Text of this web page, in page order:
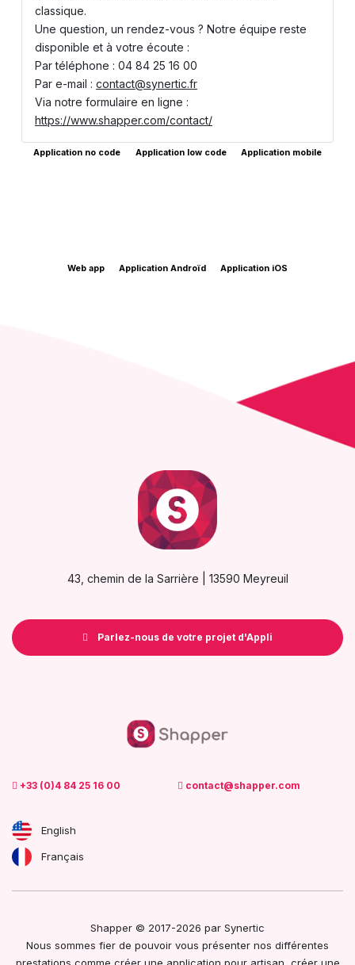
classique.
Une question, un rendez-vous ? Notre équipe reste
disponible et à votre écoute :
Par téléphone : 04 84 25 16 00
Par e-mail : contact@synertic.fr
Via notre formulaire en ligne :
https://www.shapper.com/contact/
Application no code Application low code Application mobile
Web app Application Androïd Application iOS
43, chemin de la Sarrière | 13590 Meyreuil
Parlez-nous de votre projet d'Appli
+33 (0)4 84 25 16 00 contact@shapper.com
English
Français
Shapper © 2017-2026 par Synertic
Nous sommes fier de pouvoir vous présenter nos différentes